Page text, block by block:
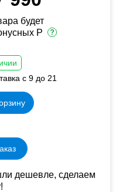
будет
Р
с 9 до 21
дешевле, сделаем